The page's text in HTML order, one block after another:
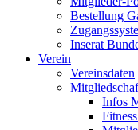
Bestellung
Inserat
Verein
Vereinsdaten
Infos